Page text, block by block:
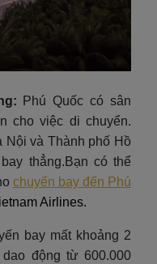
Phú Quốc có sân
cho việc di chuyển.
Nội và Thành phố Hồ
thẳng.Bạn có thể
chuyến bay đến Phú
Airlines.
bay mất khoảng 2
động từ 600.000